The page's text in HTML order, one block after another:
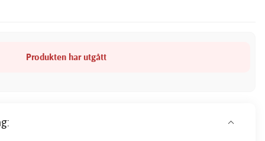
Produkten har utgått